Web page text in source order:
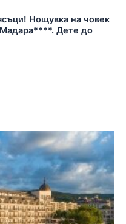
Нощувка на човек
Мадара****. Дете до